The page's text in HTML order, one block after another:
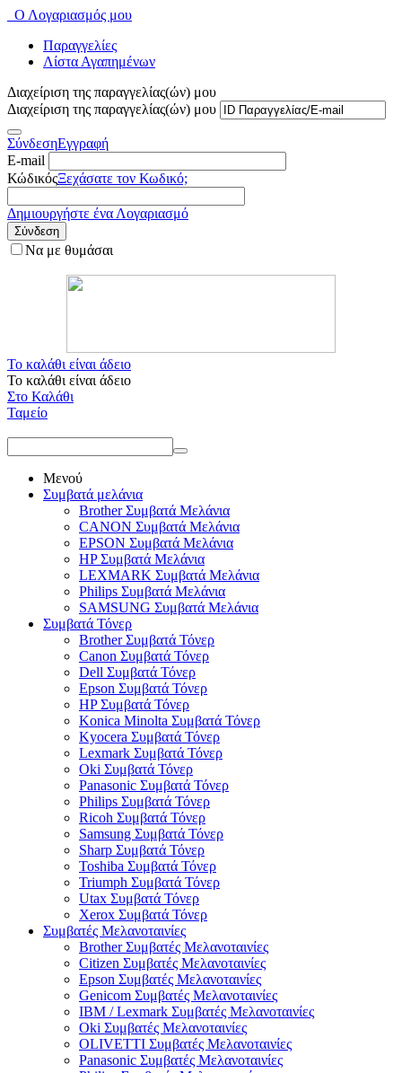
Ο Λογαριασμός μου
Παραγγελίες
Λίστα Αγαπημένων
Διαχείριση της παραγγελίας(ών) μου
Διαχείριση της παραγγελίας(ών) μου
ΣύνδεσηΕγγραφή
E-mail
ΚώδικόςΞεχάσατε τον Κωδικό;
Δημιουργήστε ένα Λογαριασμό
Σύνδεση
Να με θυμάσαι
Το καλάθι είναι άδειο
Το καλάθι είναι άδειο
Στο Καλάθι
Ταμείο
Μενού
Συμβατά μελάνια
Brother Συμβατά Μελάνια
CANON Συμβατά Μελάνια
EPSON Συμβατά Μελάνια
HP Συμβατά Μελάνια
LEXMARK Συμβατά Μελάνια
Philips Συμβατά Μελάνια
SAMSUNG Συμβατά Μελάνια
Συμβατά Τόνερ
Brother Συμβατά Τόνερ
Canon Συμβατά Τόνερ
Dell Συμβατά Τόνερ
Epson Συμβατά Τόνερ
HP Συμβατά Τόνερ
Konica Minolta Συμβατά Τόνερ
Kyocera Συμβατά Τόνερ
Lexmark Συμβατά Τόνερ
Oki Συμβατά Τόνερ
Panasonic Συμβατά Τόνερ
Philips Συμβατά Τόνερ
Ricoh Συμβατά Τόνερ
Samsung Συμβατά Τόνερ
Sharp Συμβατά Τόνερ
Toshiba Συμβατά Τόνερ
Triumph Συμβατά Τόνερ
Utax Συμβατά Τόνερ
Xerox Συμβατά Τόνερ
Συμβατές Μελανοταινίες
Brother Συμβατές Μελανοταινίες
Citizen Συμβατές Μελανοταινίες
Epson Συμβατές Μελανοταινίες
Genicom Συμβατές Μελανοταινίες
IBM / Lexmark Συμβατές Μελανοταινίες
Oki Συμβατές Μελανοταινίες
OLIVETTI Συμβατές Μελανοταινίες
Panasonic Συμβατές Μελανοταινίες